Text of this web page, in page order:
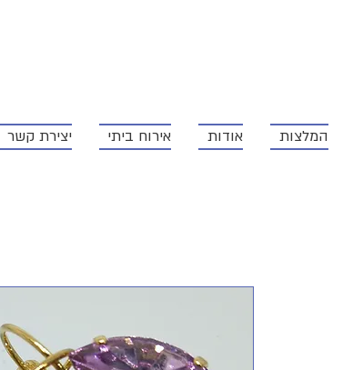
המלצות אודות אירוח ביתי יצירת קשר